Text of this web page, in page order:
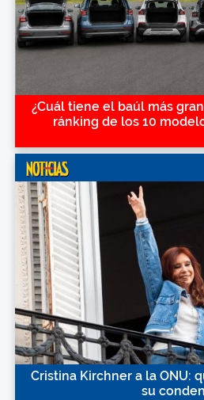
¿Cuál tiene el baúl más
ránking de los 10
Cristina Kirchner a la ONU:
su